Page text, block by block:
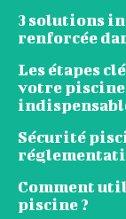
3 solutions
renforcée
Les étapes
votre piscine
Sécurité
Comment
piscine ?